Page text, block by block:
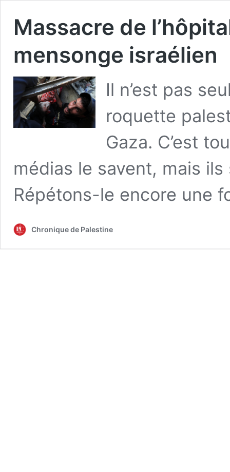
Massacre de
mensonge israélien
Il n’est pas
roquette
Gaza. C’est
médias le savent, mais
Répétons-le encore une
Chronique de Palestine